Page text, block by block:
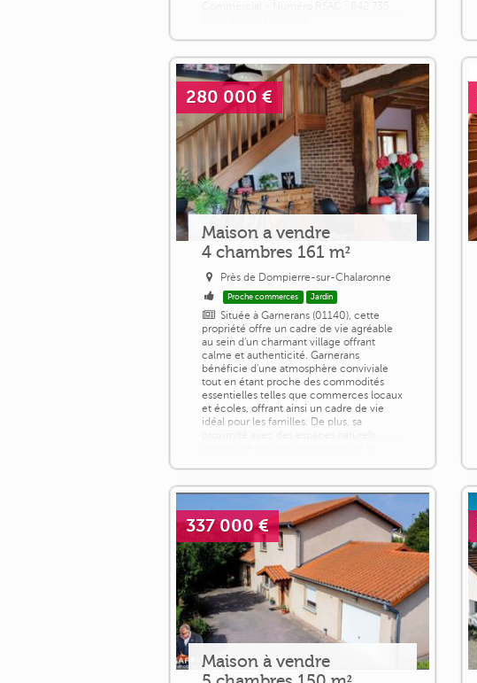
280 000 €
Maison a vendre
4 chambres 161 m²
Près de Dompierre-sur-Chalaronne
Proche commerces Jardin
Située à Garnerans (01140), cette
propriété offre un cadre de vie agréable
au sein d'un charmant village offrant
calme et authenticité. Garnerans
bénéficie d'une atmosphère conviviale
tout en étant proche des commodités
essentielles telles que commerces locaux
et écoles, offrant ainsi un cadre de vie
idéal pour les familles. De plus, sa
337 000 €
Maison à vendre